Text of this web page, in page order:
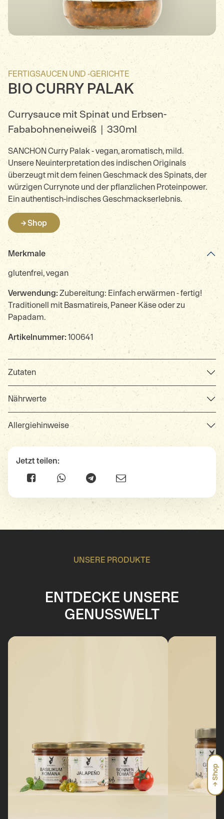
FERTIGSAUCEN UND -GERICHTE
BIO CURRY PALAK
Currysauce mit Spinat und Erbsen-
Fababohneneiweiß | 330ml
SANCHON Curry Palak - vegan, aromatisch, mild.
Unsere Neuinterpretation des indischen Originals
überzeugt mit dem feinen Geschmack des Spinats, der
würzigen Currynote und der pflanzlichen Proteinpower.
Ein authentisch-indisches Geschmackserlebnis.
→ Shop
Merkmale
glutenfrei, vegan
Verwendung: Zubereitung: Einfach erwärmen - fertig!
Traditionell mit Basmatireis, Paneer Käse oder zu
Papadam.
Artikelnummer: 100641
Zutaten
Nährwerte
Allergiehinweise
Jetzt teilen:
UNSERE PRODUKTE
ENTDECKE UNSERE
GENUSSWELT
→ Shop